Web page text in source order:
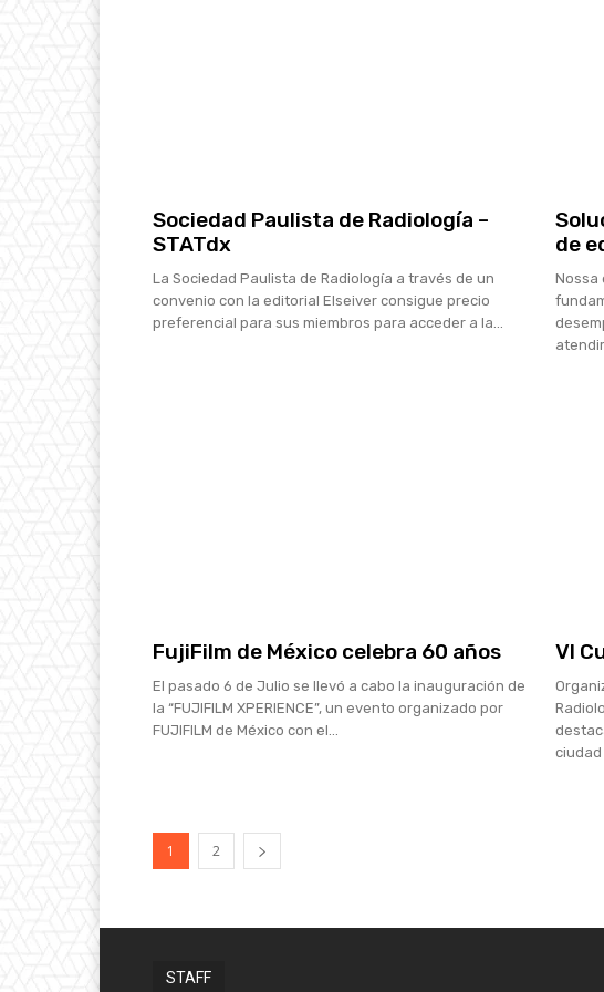
Sociedad Paulista de Radiología –
STATdx
La Sociedad Paulista de Radiología a través de un
convenio con la editorial Elseiver consigue precio
preferencial para sus miembros para acceder a la...
de
Nossa
FujiFilm de México celebra 60 años
El pasado 6 de Julio se llevó a cabo la inauguración de
la “FUJIFILM XPERIENCE”, un evento organizado por
FUJIFILM de México con el...
VI
ciudad
1 2
STAFF